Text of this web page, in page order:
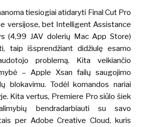
tiesiogiai atidaryti Final Cut Pro
versijose, bet Intelligent Assistance
(4,99 JAV dolerių Mac App Store)
taip išsprendžiant didžiulę esamo
problemą. Kita veikiančio
– Apple Xsan failų saugojimo
blokavimu. Todėl komandos nariai
Kita vertus, Premiere Pro siūlo šiek
bendradarbiauti su savo
per Adobe Creative Cloud, kuris